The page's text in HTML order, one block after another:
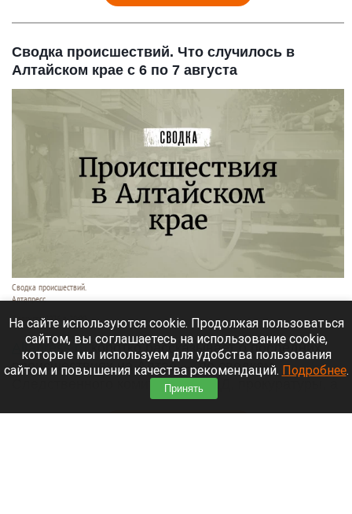
Сводка происшествий. Что случилось в
Алтайском крае с 6 по 7 августа
Сводка происшествий.
Алтапресс.
7 августа 2026 в 20:00
Аltapress.ruкоротко рассказывает о последних
происшествиях на Алтае — по сводкам
Следственного комитета, ГИБДД, прокуратуры, а
также свидетельствам очевидцев.
На сайте используются cookie. Продолжая пользоваться
сайтом, вы соглашаетесь на использование cookie,
которые мы используем для удобства пользования
сайтом и повышения качества рекомендаций. Подробнее.
Принять